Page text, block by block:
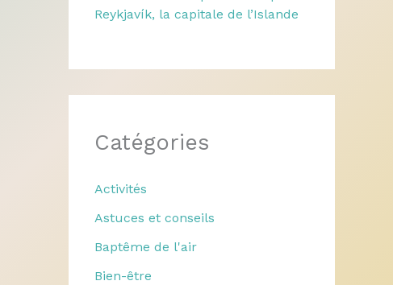
Reykjavík, la capitale de l’Islande
Catégories
Activités
Astuces et conseils
Baptême de l'air
Bien-être